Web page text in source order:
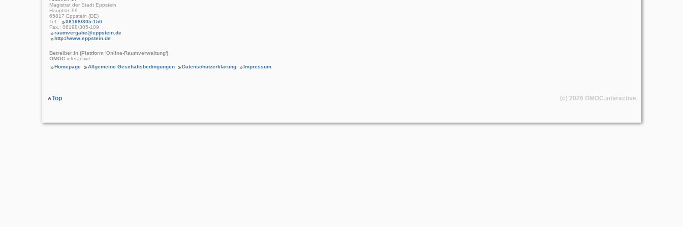
Magistrat der Stadt Eppstein
Hauptstr. 99
65817 Eppstein (DE)
Tel.:
06198/305-150
Fax.: 06198/305-109
raumvergabe@eppstein.de
http://www.eppstein.de
Betreiber:in (Plattform 'Online-Raumverwaltung')
OMOC .interactive
Homepage
Allgemeine Geschäftsbedingungen Datenschutzerklärung Impressum
Top (c) 2026 OMOC.interactive